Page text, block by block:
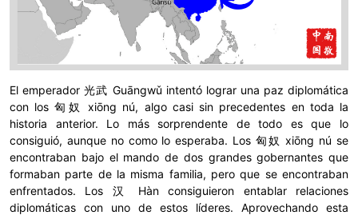
El emperador 光武 Guāngwǔ intentó lograr una paz diplomática
con los 匈奴 xiōng nú, algo casi sin precedentes en toda la
historia anterior. Lo más sorprendente de todo es que lo
consiguió, aunque no como lo esperaba. Los 匈奴 xiōng nú se
encontraban bajo el mando de dos grandes gobernantes que
formaban parte de la misma familia, pero que se encontraban
enfrentados. Los 汉 Hàn consiguieron entablar relaciones
diplomáticas con uno de estos líderes. Aprovechando esta